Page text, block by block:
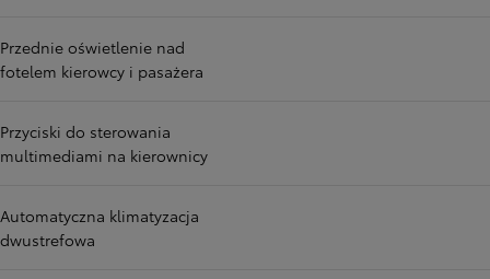
Przednie oświetlenie nad
fotelem kierowcy i pasażera
Przyciski do sterowania
multimediami na kierownicy
Automatyczna klimatyzacja
dwustrefowa